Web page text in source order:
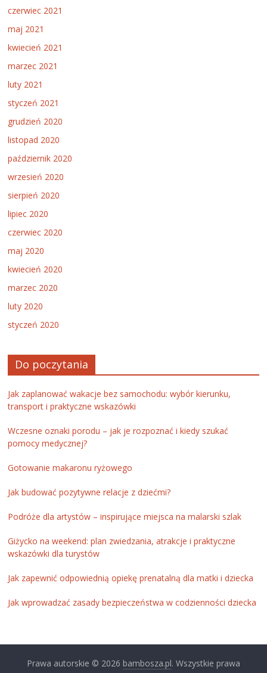
czerwiec 2021
maj 2021
kwiecień 2021
marzec 2021
luty 2021
styczeń 2021
grudzień 2020
listopad 2020
październik 2020
wrzesień 2020
sierpień 2020
lipiec 2020
czerwiec 2020
maj 2020
kwiecień 2020
marzec 2020
luty 2020
styczeń 2020
Do poczytania
Jak zaplanować wakacje bez samochodu: wybór kierunku,
transport i praktyczne wskazówki
Wczesne oznaki porodu – jak je rozpoznać i kiedy szukać
pomocy medycznej?
Gotowanie makaronu ryżowego
Jak budować pozytywne relacje z dziećmi?
Podróże dla artystów – inspirujące miejsca na malarski szlak
Giżycko na weekend: plan zwiedzania, atrakcje i praktyczne
wskazówki dla turystów
Jak zapewnić odpowiednią opiekę prenatalną dla matki i dziecka
Jak wprowadzać zasady bezpieczeństwa w codzienności dziecka
Prawa autorskie © 2026 bambosza.pl. Wszystkie prawa